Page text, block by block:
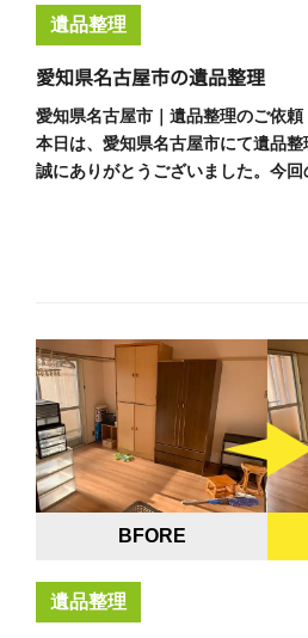
遺品整理
愛知県名古屋市の遺品整理
愛知県名古屋市｜遺品整理のご依頼
本日は、愛知県名古屋市にて遺品整
誠にありがとうございました。今
BFORE
遺品整理